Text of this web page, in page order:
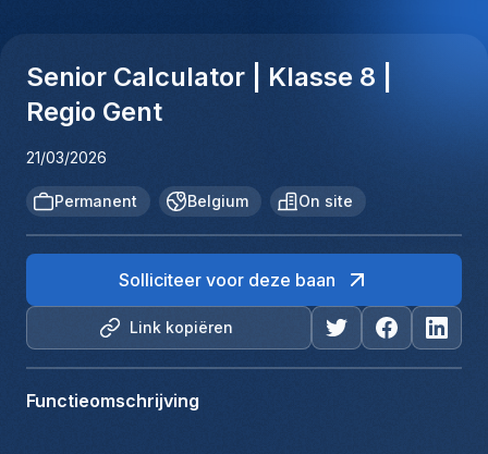
Senior Calculator | Klasse 8 |
Regio Gent
21/03/2026
Permanent Belgium On site
Link kopiëren
Solliciteer voor deze baan
Functieomschrijving